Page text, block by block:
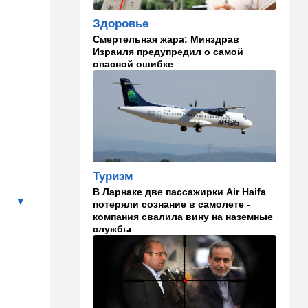
становится все страннее
14:37 В мире
Теперь и Куба заговорила о
геноциде, но Израиль в
данном случае ни при чем
14:18 Мнения
Почему этот поступок
Альцгеймер начинается не
там, где думали: ученые
нашли возможный источник
болезни
В мире
Палестинская
администрация проиграла
очередную судебную битву
Здоровье
Смертельная жара: Минздрав
Израиля предупредил о самой
опасной ошибке
Туризм
В Ларнаке две пассажирки Air Haifa
потеряли сознание в самолете -
компания свалила вину на наземные
службы